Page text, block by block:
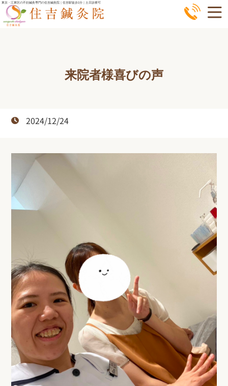
コ
ン
東京・江東区の不妊鍼灸専門の住吉鍼灸院｜住吉駅徒歩1分｜土日診療可
来院者様喜びの声
2024/12/24